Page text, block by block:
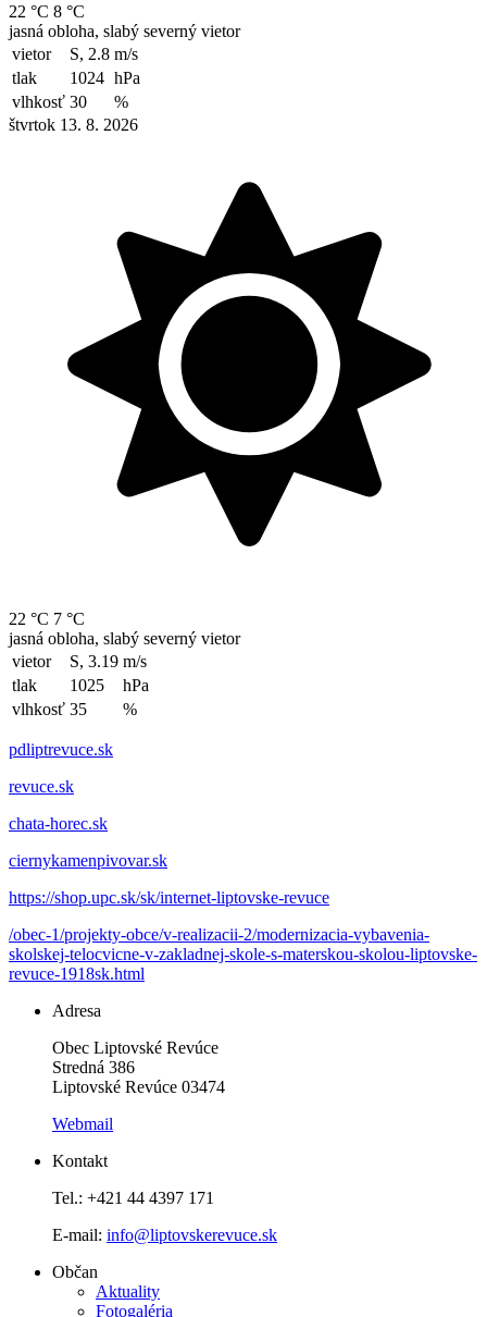
22 °C 8 °C
jasná obloha, slabý severný vietor
vietor
S, 2.8 m/s
tlak
1024 hPa
vlhkosť 30
%
štvrtok 13. 8. 2026
22 °C 7 °C
jasná obloha, slabý severný vietor
vietor
S, 3.19 m/s
tlak
1025
hPa
vlhkosť 35 %
pdliptrevuce.sk
revuce.sk
chata-horec.sk
ciernykamenpivovar.sk
https://shop.upc.sk/sk/internet-liptovske-revuce
/obec-1/projekty-obce/v-realizacii-2/modernizacia-vybavenia-
skolskej-telocvicne-v-zakladnej-skole-s-materskou-skolou-liptovske-
revuce-1918sk.html
Adresa
Obec Liptovské Revúce
Stredná 386
Liptovské Revúce 03474
Webmail
Kontakt
Tel.: +421 44 4397 171
E-mail: info@liptovskerevuce.sk
Občan
Aktuality
Fotogaléria